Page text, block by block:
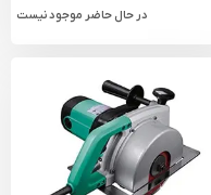
در حال حاضر موجود نیست